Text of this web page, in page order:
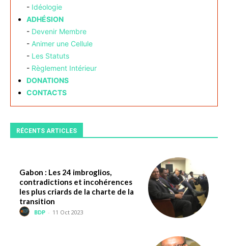
- Idéologie
ADHÉSION
- Devenir Membre
- Animer une Cellule
- Les Statuts
- Règlement Intérieur
DONATIONS
CONTACTS
RÉCENTS ARTICLES
Gabon : Les 24 imbroglios,
contradictions et incohérences
les plus criards de la charte de la
transition
BDP - 11 Oct 2023